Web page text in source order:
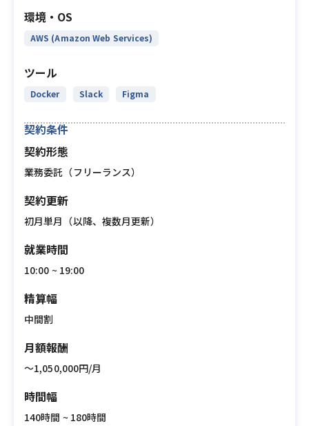
環境・OS
AWS (Amazon Web Services)
ツール
Docker Slack Figma
契約条件
契約形態
業務委託（フリーランス）
契約更新
初月単月（以降、複数月更新）
就業時間
10:00 ~ 19:00
精算幅
中間割
月額報酬
〜1,050,000円/月
時間幅
140時間 ~ 180時間